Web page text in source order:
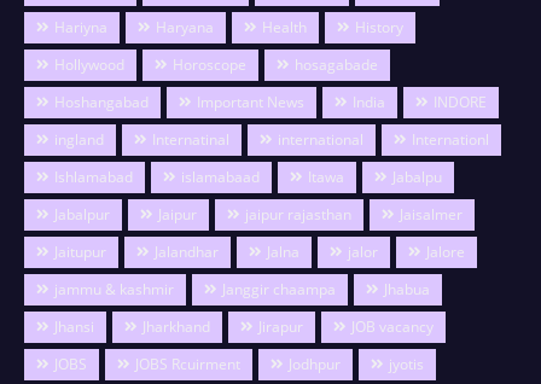
Hariyna
Haryana Health
History
Hollywood
Horoscope
hosagabade
Hoshangabad
Important News India
INDORE
ingland
Internatinal international
Internationl
Ishlamabad
islamabaad Itawa
Jabalpu
Jabalpur
Jaipur jaipur rajasthan
Jaisalmer
Jaitupur
Jalandhar Jalna jalor
Jalore
jammu & kashmir
Janggir chaampa
Jhabua
Jhansi
Jharkhand Jirapur
JOB vacancy
JOBS
JOBS Rcuirment Jodhpur
jyotis